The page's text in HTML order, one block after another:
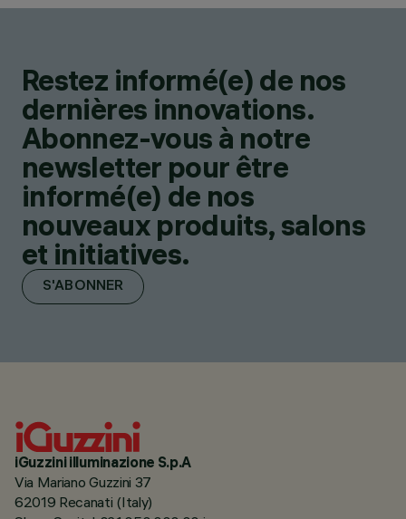
Restez informé(e) de nos
dernières innovations.
Abonnez-vous à notre
newsletter pour être
informé(e) de nos
nouveaux produits, salons
et initiatives.
S'ABONNER
iGuzzini illuminazione S.p.A
Via Mariano Guzzini 37
62019 Recanati (Italy)